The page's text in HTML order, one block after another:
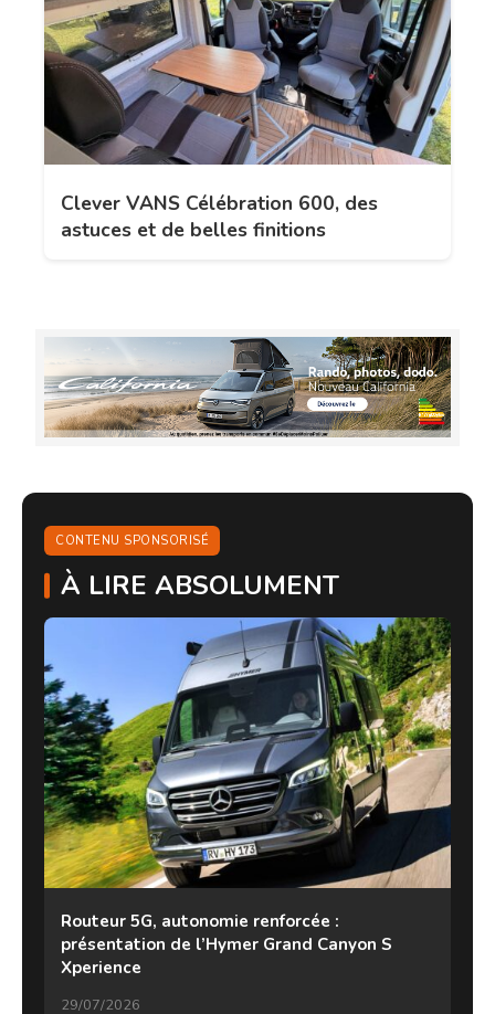
Clever VANS Célébration 600, des
astuces et de belles finitions
CONTENU SPONSORISÉ
À LIRE ABSOLUMENT
Routeur 5G, autonomie renforcée :
présentation de l’Hymer Grand Canyon S
Xperience
29/07/2026